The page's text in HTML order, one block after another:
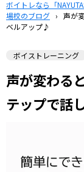
ボイトレなら「
場校のブログ › 声が
ベルアップ♪
ボイストレーニング
声が変わる
テップで話